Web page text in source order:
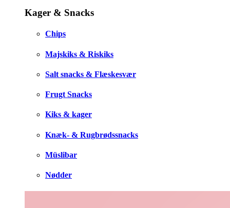
Kager & Snacks
Chips
Majskiks & Riskiks
Salt snacks & Flæskesvær
Frugt Snacks
Kiks & kager
Knæk- & Rugbrødssnacks
Müslibar
Nødder